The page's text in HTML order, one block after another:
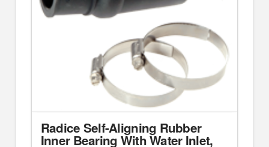
Radice Self-Aligning Rubber
Inner Bearing With Water Inlet,